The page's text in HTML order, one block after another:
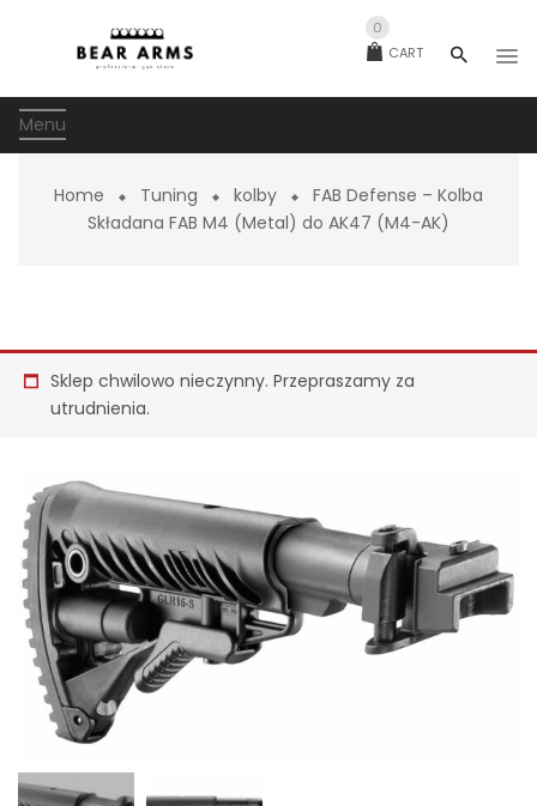
CART
0
Menu
Home Tuning kolby
FAB Defense – Kolba
Składana FAB M4 (Metal) do AK47 (M4-AK)
Sklep chwilowo nieczynny. Przepraszamy za
utrudnienia.